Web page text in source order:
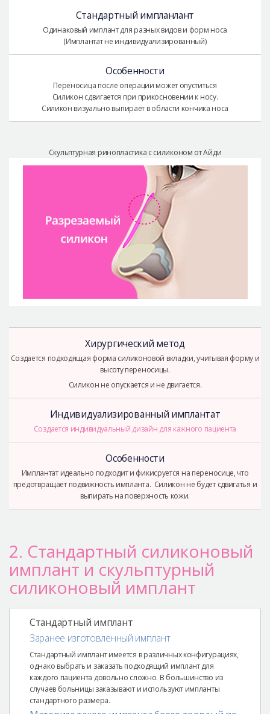
Стандартный импланлант
Одинаковый имплант для разных видов и форм носа
(Имплантат не индивидуализированный)
Особенности
Переносица после операции может опуститься
Силикон сдвигается при прикосновении к носу.
Силикон визуально выпирает в области кончика носа
Скульптурная ринопластика с силиконом от Айди
Хирургический метод
Создается подходящая форма силиконовой вкладки, учитывая форму и
высоту переносицы.
Силикон не опускается и не двигается.
Индивидуализированный имплантат
Создается индивидуальный дизайн для кажного пациента
Особенности
Имплантат идеально подходит и фикисруется на переносице, что
предотвращает подвижность импланта. Силикон не будет сдвигатья и
выпирать на поверхность кожи.
2. Стандартный силиконовый
имплант и скульптурный
силиконовый имплант
Стандартный имплант
Заранее изготовленный имплант
Стандартный имплант имеется в различных конфигурациях,
однако выбрать и заказать подходящий имплант для
каждого пациента довольно сложно. В большинство из
случаев больницы заказывают и используют импланты
стандартного размера.